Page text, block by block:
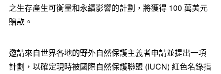
之生存產生可衡量和永續影響的計劃，將獲得 100 萬美元
贈款。
邀請來自世界各地的野外自然保護主義者申請並提出一項
計劃，以確定現時被國際自然保護聯盟 (IUCN) 紅色名錄指